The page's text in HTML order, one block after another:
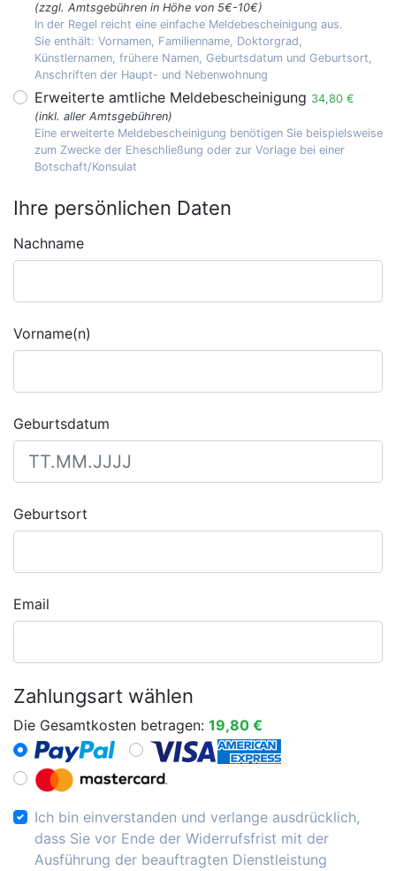
(zzgl. Amtsgebühren in Höhe von 5€-10€)
In der Regel reicht eine einfache Meldebescheinigung aus.
Sie enthält: Vornamen, Familienname, Doktorgrad,
Künstlernamen, frühere Namen, Geburtsdatum und Geburtsort,
Anschriften der Haupt- und Nebenwohnung
Erweiterte amtliche Meldebescheinigung 34,80 €
(inkl. aller Amtsgebühren)
Eine erweiterte Meldebescheinigung benötigen Sie beispielsweise
zum Zwecke der Eheschließung oder zur Vorlage bei einer
Botschaft/Konsulat
Ihre persönlichen Daten
Nachname
Vorname(n)
Geburtsdatum
Geburtsort
Email
Zahlungsart wählen
Die Gesamtkosten betragen: 19,80 €
Ich bin einverstanden und verlange ausdrücklich,
dass Sie vor Ende der Widerrufsfrist mit der
Ausführung der beauftragten Dienstleistung